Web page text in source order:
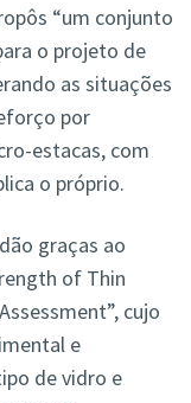
“um conjunto
o projeto de
as situações
por
estacas, com
o próprio.
graças ao
of Thin
cujo
e
de vidro e